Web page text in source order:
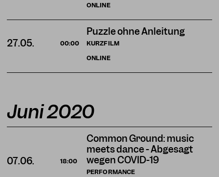
ONLINE
Puzzle ohne Anleitung
KURZFILM
27.05.
00:00
ONLINE
Juni 2020
Common Ground: music
meets dance - Abgesagt
wegen COVID-19
PERFORMANCE
07.06. 18:00